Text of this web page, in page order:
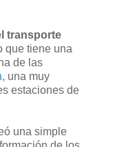
transporte
que tiene una
de las
, una muy
estaciones de
una simple